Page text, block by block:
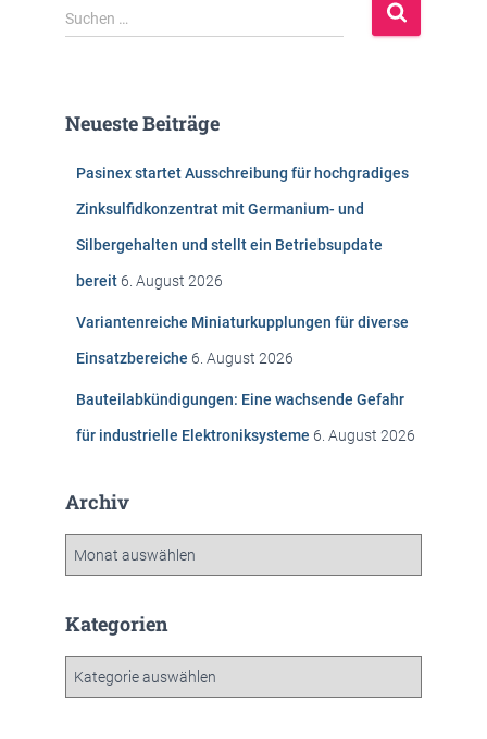
S
u
n
Suchen …
Neueste Beiträge
Pasinex startet Ausschreibung für hochgradiges
Zinksulfidkonzentrat mit Germanium- und
Silbergehalten und stellt ein Betriebsupdate
bereit 6. August 2026
Variantenreiche Miniaturkupplungen für diverse
Einsatzbereiche 6. August 2026
Bauteilabkündigungen: Eine wachsende Gefahr
für industrielle Elektroniksysteme 6. August 2026
Archiv
h
Kategorien